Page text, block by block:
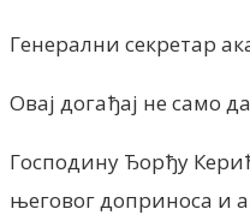
Генерални секретар
Овај догађај не само
Господину Ђорђу
његовог доприноса и